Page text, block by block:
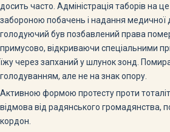
досить часто. Адміністрація таборів на
забороною побачень і надання медичної
голодуючий був позбавлений права
примусово, відкриваючи спеціальними
їжу через запханий у шлунок зонд.
голодуванням, але не на знак опору.
Активною формою протесту проти
відмова від радянського громадянства,
кордон.